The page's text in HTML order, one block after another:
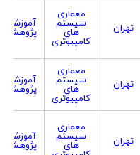
تهران
معماری
سیستم
های
کامپیوتری
آموزشی
پژوهشی
تهران
معماری
سیستم
های
کامپیوتری
آموزشی
پژوهشی
تهران
معماری
سیستم
های
آموزشی
پژوهشی